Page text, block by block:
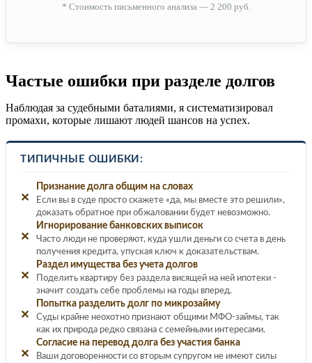
* Стоимость письменного анализа — 2 200 руб.
Частые ошибки при разделе долгов
Наблюдая за судебными баталиями, я систематизировал
промахи, которые лишают людей шансов на успех.
ТИПИЧНЫЕ ОШИБКИ:
✕
Признание долга общим на словах
Если вы в суде просто скажете «да, мы вместе это решили»,
доказать обратное при обжаловании будет невозможно.
✕
Игнорирование банковских выписок
Часто люди не проверяют, куда ушли деньги со счета в день
получения кредита, упуская ключ к доказательствам.
✕
Раздел имущества без учета долгов
Поделить квартиру без раздела висящей на ней ипотеки -
значит создать себе проблемы на годы вперед.
✕
Попытка разделить долг по микрозайму
Суды крайне неохотно признают общими МФО-займы, так
как их природа редко связана с семейными интересами.
✕
Согласие на перевод долга без участия банка
Ваши договоренности со вторым супругом не имеют силы